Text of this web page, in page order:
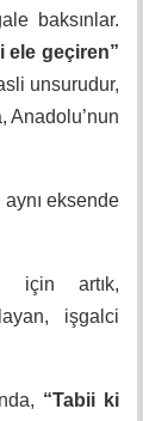
baksınlar.
ele geçiren”
unsurudur,
Anadolu’nun
eksende
için artık,
işgalci
“Tabii ki